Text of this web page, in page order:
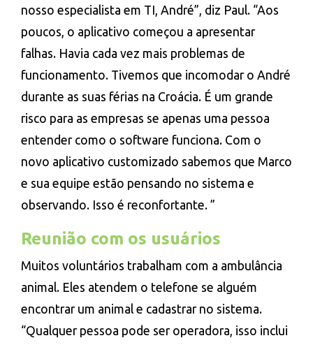
nosso especialista em TI, André”, diz Paul. “Aos
poucos, o aplicativo começou a apresentar
falhas. Havia cada vez mais problemas de
funcionamento. Tivemos que incomodar o André
durante as suas férias na Croácia. É um grande
risco para as empresas se apenas uma pessoa
entender como o software funciona. Com o
novo aplicativo customizado sabemos que Marco
e sua equipe estão pensando no sistema e
observando. Isso é reconfortante. ”
Reunião com os usuários
Muitos voluntários trabalham com a ambulância
animal. Eles atendem o telefone se alguém
encontrar um animal e cadastrar no sistema.
“Qualquer pessoa pode ser operadora, isso inclui